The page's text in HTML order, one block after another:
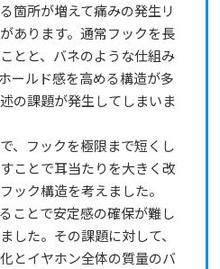
箇所が増えて痛みの発生リ
あります。通常フックを長
とと、バネのような仕組み
ールド感を高める構造が多
の課題が発生してしまいま
、フックを極限まで短くし
ことで耳当たりを大きく改
ック構造を考えました。
ことで安定感の確保が難し
した。その課題に対して、
とイヤホン全体の質量のバ